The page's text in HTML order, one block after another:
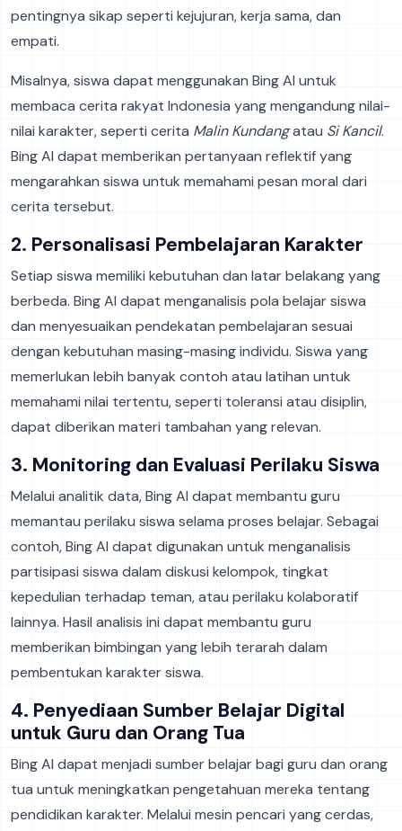
pentingnya sikap seperti kejujuran, kerja sama, dan
empati.
Misalnya, siswa dapat menggunakan Bing AI untuk
membaca cerita rakyat Indonesia yang mengandung nilai-
nilai karakter, seperti cerita Malin Kundangatau Si Kancil.
Bing AI dapat memberikan pertanyaan reflektif yang
mengarahkan siswa untuk memahami pesan moral dari
cerita tersebut.
2. Personalisasi Pembelajaran Karakter
Setiap siswa memiliki kebutuhan dan latar belakang yang
berbeda. Bing AI dapat menganalisis pola belajar siswa
dan menyesuaikan pendekatan pembelajaran sesuai
dengan kebutuhan masing-masing individu. Siswa yang
memerlukan lebih banyak contoh atau latihan untuk
memahami nilai tertentu, seperti toleransi atau disiplin,
dapat diberikan materi tambahan yang relevan.
3. Monitoring dan Evaluasi Perilaku Siswa
Melalui analitik data, Bing AI dapat membantu guru
memantau perilaku siswa selama proses belajar. Sebagai
contoh, Bing AI dapat digunakan untuk menganalisis
partisipasi siswa dalam diskusi kelompok, tingkat
kepedulian terhadap teman, atau perilaku kolaboratif
lainnya. Hasil analisis ini dapat membantu guru
memberikan bimbingan yang lebih terarah dalam
pembentukan karakter siswa.
4. Penyediaan Sumber Belajar Digital
untuk Guru dan Orang Tua
Bing AI dapat menjadi sumber belajar bagi guru dan orang
tua untuk meningkatkan pengetahuan mereka tentang
pendidikan karakter. Melalui mesin pencari yang cerdas,